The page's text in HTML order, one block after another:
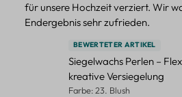
für unsere Hochzeit verziert. Wir
Endergebnis sehr zufrieden.
BEWERTETER ARTIKEL
Siegelwachs Perlen –
kreative Versiegelung
Farbe: 23. Blush